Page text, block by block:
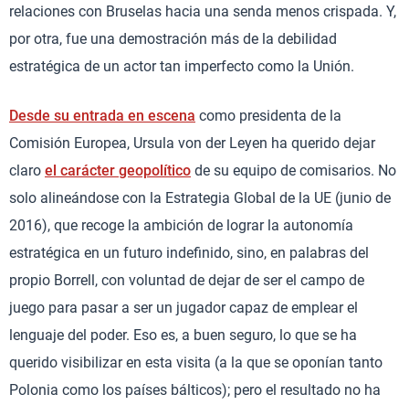
relaciones con Bruselas hacia una senda menos crispada. Y,
por otra, fue una demostración más de la debilidad
estratégica de un actor tan imperfecto como la Unión.
Desde su entrada en escena como presidenta de la
Comisión Europea, Ursula von der Leyen ha querido dejar
claro el carácter geopolítico de su equipo de comisarios. No
solo alineándose con la Estrategia Global de la UE (junio de
2016), que recoge la ambición de lograr la autonomía
estratégica en un futuro indefinido, sino, en palabras del
propio Borrell, con voluntad de dejar de ser el campo de
juego para pasar a ser un jugador capaz de emplear el
lenguaje del poder. Eso es, a buen seguro, lo que se ha
querido visibilizar en esta visita (a la que se oponían tanto
Polonia como los países bálticos); pero el resultado no ha